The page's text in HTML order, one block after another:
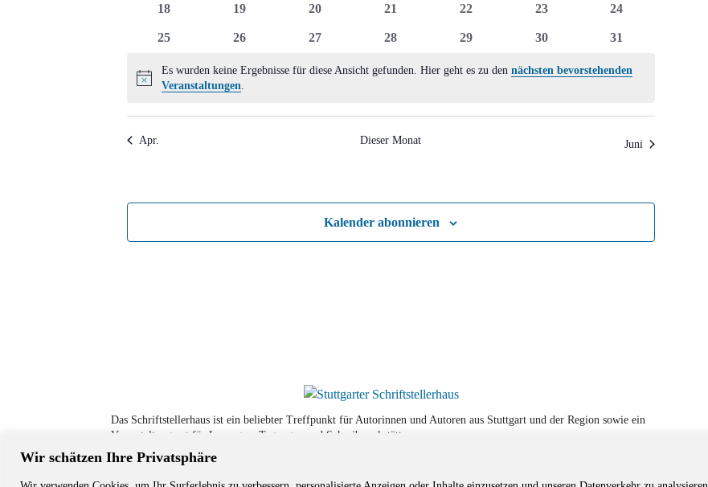
Wir schätzen Ihre Privatsphäre
0
18
0
19
0
20
0
21
0
22
0
23
0
24
0
25
0
26
0
27
0
28
0
29
0
30
0
31
Hinweis
Es wurden keine Ergebnisse für diese Ansicht gefunden. Hier geht es zu den nächsten bevorstehenden
Veranstaltungen.
Apr. Dieser Monat Juni
Kalender abonnieren
Das Schriftstellerhaus ist ein beliebter Treffpunkt für Autorinnen und Autoren aus Stuttgart und der Region sowie ein
Veranstaltungsort für Lesungen, Tagungen und Schreibwerkstätten.